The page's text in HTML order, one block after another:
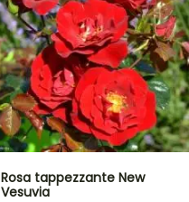
Rosa tappezzante New
Vesuvia